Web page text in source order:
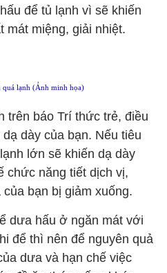
để tủ lạnh vì sẽ khiến
mát miệng, giải nhiệt.
quá lạnh (Ảnh minh họa)
trên báo Trí thức trẻ, điều
dày của bạn. Nếu tiêu
lớn sẽ khiến dạ dày
chức năng tiết dịch vị,
bạn bị giảm xuống.
dưa hấu ở ngăn mát với
để thì nên để nguyên quả
dưa và hạn chế việc